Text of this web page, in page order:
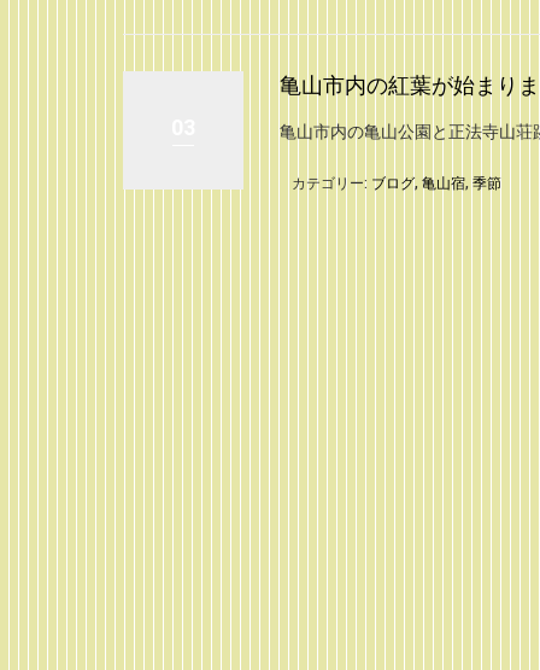
亀山市内の紅葉が始まり
亀山市内の亀山公園と正法寺山
カテゴリー: ブログ, 亀山宿, 季節